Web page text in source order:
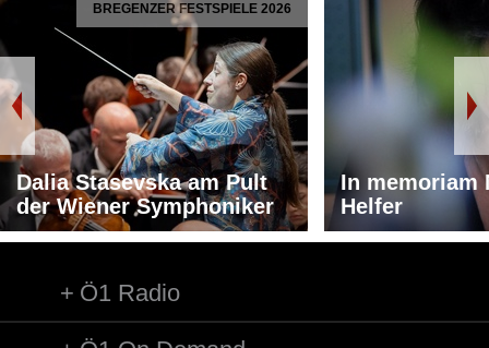
BREGENZER FESTSPIELE 2026
Dalia Stasevska am Pult
der Wiener Symphoniker
In memoriam
Helfer
Ö1 Radio